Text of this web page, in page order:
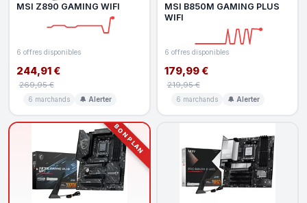
MSI Z890 GAMING WIFI
6 offres disponibles
244,91 €
269,95 €
6 marchands 🔔 Alerter
MSI B850M GAMING PLUS
WIFI
6 offres disponibles
179,99 €
219,95 €
6 marchands 🔔 Alerter
BON PLAN